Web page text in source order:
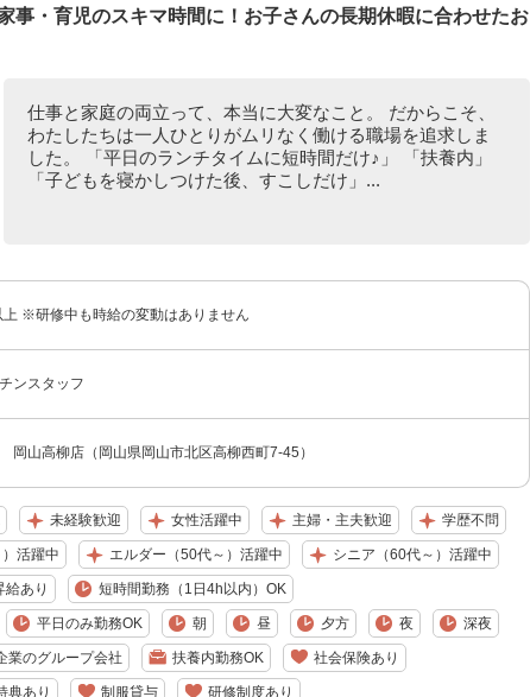
事・育児のスキマ時間に！お子さんの長期休暇に合わせたお
仕事と家庭の両立って、本当に大変なこと。 だからこそ、
わたしたちは一人ひとりがムリなく働ける職場を追求しま
した。 「平日のランチタイムに短時間だけ♪」 「扶養内」
「子どもを寝かしつけた後、すこしだけ」...
※研修中も時給の変動はありません
ンスタッフ
岡山高柳店（岡山県岡山市北区高柳西町7-45）
未経験歓迎 女性活躍中 主婦・主夫歓迎 学歴不問
活躍中 エルダー（50代～）活躍中 シニア（60代～）活躍中
給あり 短時間勤務（1日4h以内）OK
平日のみ勤務OK 朝 昼 夕方 夜 深夜
業のグループ会社 扶養内勤務OK 社会保険あり
典あり 制服貸与 研修制度あり